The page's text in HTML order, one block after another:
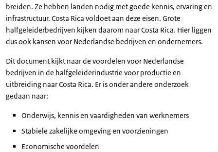
breiden. Ze hebben landen nodig met goede kennis, ervaring en
infrastructuur. Costa Rica voldoet aan deze eisen. Grote
halfgeleiderbedrijven kijken daarom naar Costa Rica. Hier liggen
dus ook kansen voor Nederlandse bedrijven en ondernemers.
Dit document kijkt naar de voordelen voor Nederlandse
bedrijven in de halfgeleiderindustrie voor productie en
uitbreiding naar Costa Rica. Er is onder andere onderzoek
gedaan naar:
Onderwijs, kennis en vaardigheden van werknemers
Stabiele zakelijke omgeving en voorzieningen
Economische voordelen